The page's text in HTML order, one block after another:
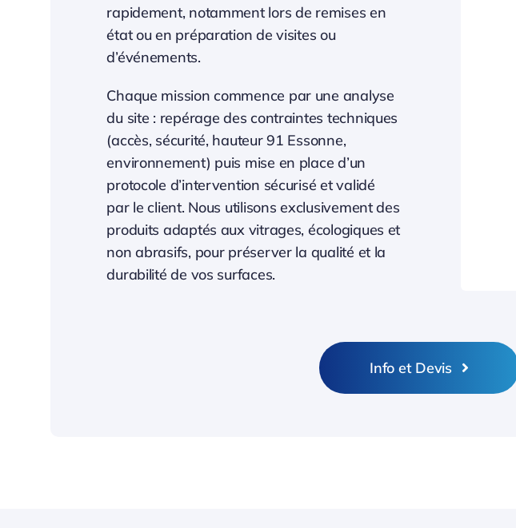
rapidement, notamment lors de remises en
état ou en préparation de visites ou
d’événements.
Chaque mission commence par une analyse
du site : repérage des contraintes techniques
(accès, sécurité, hauteur 91 Essonne,
environnement) puis mise en place d’un
protocole d’intervention sécurisé et validé
par le client. Nous utilisons exclusivement des
produits adaptés aux vitrages, écologiques et
non abrasifs, pour préserver la qualité et la
durabilité de vos surfaces.
Info et Devis